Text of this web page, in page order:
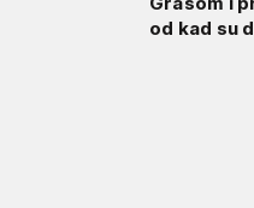
od kad su